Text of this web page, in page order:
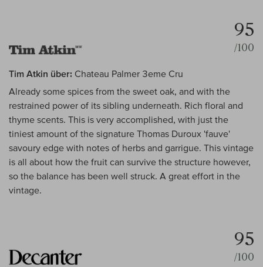
95
/100
Tim Atkin über: Chateau Palmer 3eme Cru
Already some spices from the sweet oak, and with the
restrained power of its sibling underneath. Rich floral and
thyme scents. This is very accomplished, with just the
tiniest amount of the signature Thomas Duroux 'fauve'
savoury edge with notes of herbs and garrigue. This vintage
is all about how the fruit can survive the structure however,
so the balance has been well struck. A great effort in the
vintage.
95
/100